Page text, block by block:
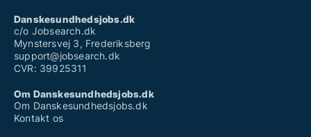
Danskesundhedsjobs.dk
c/o Jobsearch.dk
Mynstersvej 3, Frederiksberg
support@jobsearch.dk
CVR: 39925311
Om Danskesundhedsjobs.dk
Om Danskesundhedsjobs.dk
Kontakt os